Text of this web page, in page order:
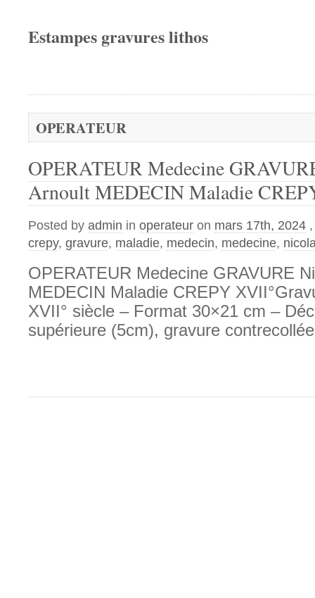
Estampes gravures lithos
OPERATEUR
OPERATEUR Medecine
Arnoult MEDECIN Maladie
Posted by admin in operateur on mars 17th, 2024
crepy, gravure, maladie, medecin, medecine,
OPERATEUR Medecine GRAVURE
MEDECIN Maladie CREPY
XVII° siècle – Format 30×21 cm –
supérieure (5cm), gravure